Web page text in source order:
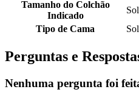
Tamanho do Colchão
Indicado
Tipo de Cama
Perguntas e
Nenhuma pergunta foi